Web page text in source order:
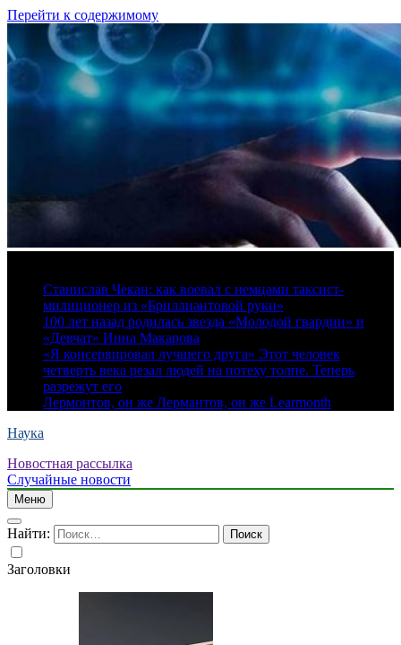
Перейти к содержимому
Станислав Чекан: как воевал с немцами таксист-
милиционер из «Бриллиантовой руки»
100 лет назад родилась звезда «Молодой гвардии» и
«Девчат» Инна Макарова
«Я консервировал лучшего друга» Этот человек
четверть века резал людей на потеху толпе. Теперь
разрежут его
Лермонтов, он же Лермантов, он же Learmonth
Наука
Новостная рассылка
Случайные новости
Меню
Найти:
Заголовки